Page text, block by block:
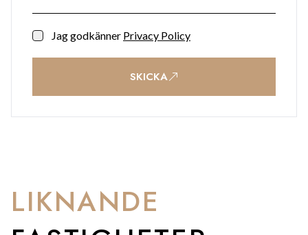
Jag godkänner Privacy Policy
SKICKA
LIKNANDE